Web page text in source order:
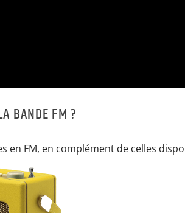
BANDE FM ?
FM, en complément de celles